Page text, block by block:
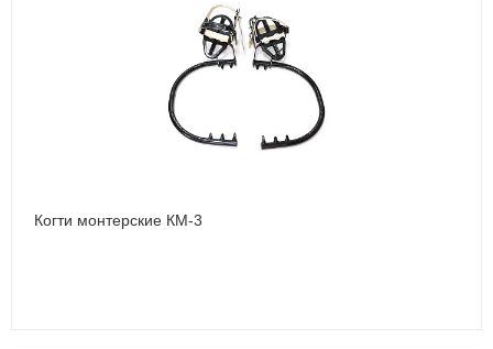
Когти монтерские КМ-3